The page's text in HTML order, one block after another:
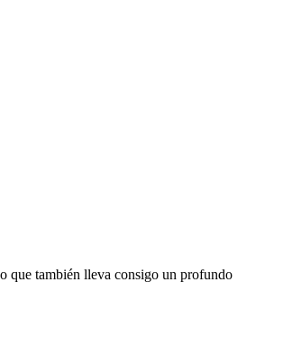
que también lleva consigo un profundo